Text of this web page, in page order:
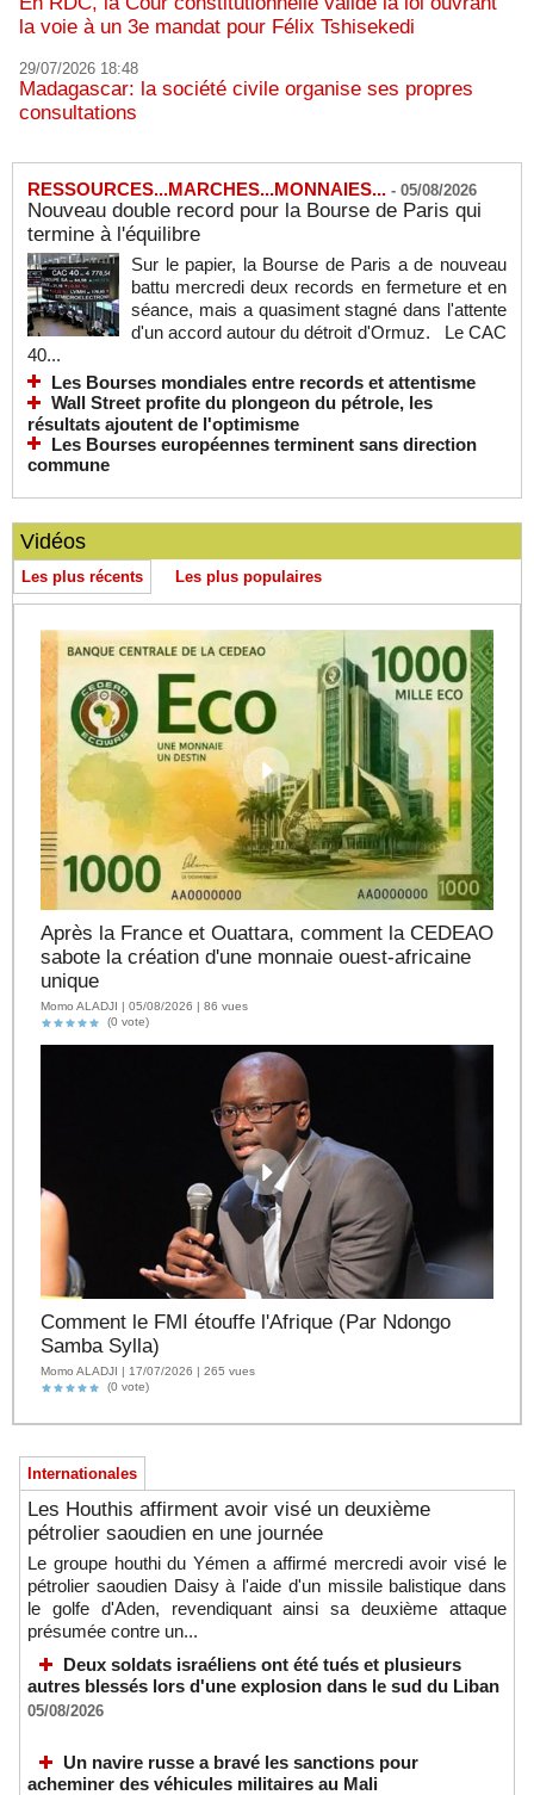
la voie à un 3e mandat pour Félix Tshisekedi
29/07/2026 18:48
Madagascar: la société civile organise ses propres
consultations
RESSOURCES...MARCHES...MONNAIES... - 05/08/2026
Nouveau double record pour la Bourse de Paris qui
termine à l'équilibre
Sur le papier, la Bourse de Paris a de nouveau
battu mercredi deux records en fermeture et en
séance, mais a quasiment stagné dans l'attente
d'un accord autour du détroit d'Ormuz. Le CAC
40...
Les Bourses mondiales entre records et attentisme
Wall Street profite du plongeon du pétrole, les
résultats ajoutent de l'optimisme
Les Bourses européennes terminent sans direction
commune
Vidéos
Les plus récents Les plus populaires
Après la France et Ouattara, comment la CEDEAO
sabote la création d'une monnaie ouest-africaine
unique
Momo ALADJI | 05/08/2026 | 86 vues
(0 vote)
Comment le FMI étouffe l'Afrique (Par Ndongo
Samba Sylla)
Momo ALADJI | 17/07/2026 | 265 vues
(0 vote)
Internationales
Les Houthis affirment avoir visé un deuxième
pétrolier saoudien en une journée
Le groupe houthi du Yémen a affirmé mercredi avoir visé le
pétrolier saoudien Daisy à l'aide d'un missile balistique dans
le golfe d'Aden, revendiquant ainsi sa deuxième attaque
présumée contre un...
Deux soldats israéliens ont été tués et plusieurs
autres blessés lors d'une explosion dans le sud du Liban
05/08/2026
Un navire russe a bravé les sanctions pour
acheminer des véhicules militaires au Mali